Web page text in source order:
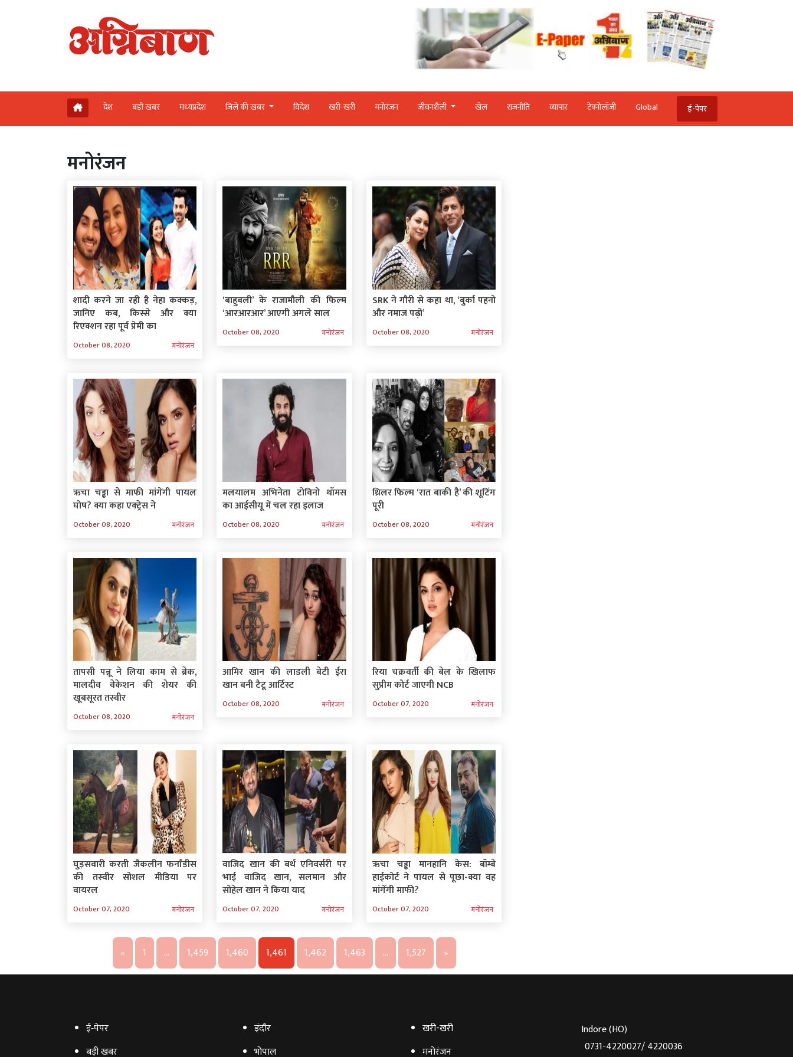
देश बड़ी खबर मध्‍यप्रदेश जिले की खबर विदेश खरी-खरी मनोरंजन जीवनशैली खेल राजनीति व्‍यापार टेक्‍नोलॉजी Global ई-पेपर
मनोरंजन
शादी करने जा रही है नेहा कक्कड़,
जानिए कब, किस्से और क्या
रिएक्शन रहा पूर्व प्रेमी का
October 08, 2020 मनोरंजन
‘बाहुबली’ के राजामौली की फिल्‍म
‘आरआरआर’ आएगी अगले साल
October 08, 2020 मनोरंजन
SRK ने गौरी से कहा था, ‘बुर्का पहनो
और नमाज पढ़ो’
October 08, 2020 मनोरंजन
ऋचा चड्ढा से माफी मांगेंगी पायल
घोष? क्या कहा एक्ट्रेस ने
October 08, 2020 मनोरंजन
मलयालम अभिनेता टोविनो थॉमस
का आईसीयू में चल रहा इलाज
October 08, 2020 मनोरंजन
थ्रिलर फिल्म ‘रात बाकी है’ की शूटिंग
पूरी
October 08, 2020 मनोरंजन
तापसी पन्नू ने लिया काम से ब्रेक,
मालदीव वेकेशन की शेयर की
खूबसूरत तस्वीर
October 08, 2020 मनोरंजन
आमिर खान की लाडली बेटी ईरा
खान बनी टैटू आर्टिस्ट
October 08, 2020 मनोरंजन
रिया चक्रवर्ती की बेल के खिलाफ
सुप्रीम कोर्ट जाएगी NCB
October 07, 2020 मनोरंजन
घुड़सवारी करती जैकलीन फर्नांडीस
की तस्वीर सोशल मीडिया पर
वायरल
October 07, 2020 मनोरंजन
वाजिद खान की बर्थ एनिवर्सरी पर
भाई वाजिद खान, सलमान और
सोहेल खान ने किया याद
October 07, 2020 मनोरंजन
ऋचा चड्ढा मानहानि केस: बॉम्बे
हाईकोर्ट ने पायल से पूछा-क्या वह
मांगेंगी माफी?
October 07, 2020 मनोरंजन
« 1 … 1,459 1,460 1,461 1,462 1,463 … 1,527 »
ई‑पेपर
बड़ी खबर
इंदौर
भोपाल
खरी-खरी
मनोरंजन
Indore (HO)
0731-4220027/ 4220036